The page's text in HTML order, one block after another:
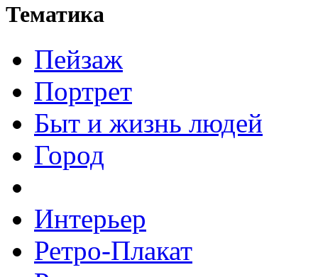
Тематика
Пейзаж
Портрет
Быт и жизнь людей
Город
Интерьер
Ретро-Плакат